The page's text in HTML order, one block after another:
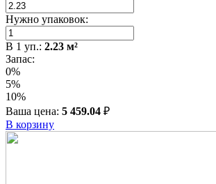
Нужно упаковок:
В 1 уп.: 2.23 м²
Запас:
0%
5%
10%
Ваша цена: 5 459.04 ₽
В корзину